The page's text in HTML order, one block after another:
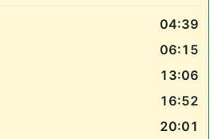
04:39
06:15
13:06
16:52
20:01